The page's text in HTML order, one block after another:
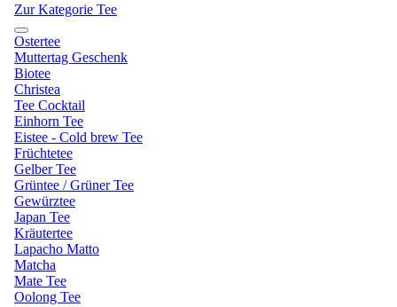
Zur Kategorie Tee
Ostertee
Muttertag Geschenk
Biotee
Christea
Tee Cocktail
Einhorn Tee
Eistee - Cold brew Tee
Früchtetee
Gelber Tee
Grüntee / Grüner Tee
Gewürztee
Japan Tee
Kräutertee
Lapacho Matto
Matcha
Mate Tee
Oolong Tee